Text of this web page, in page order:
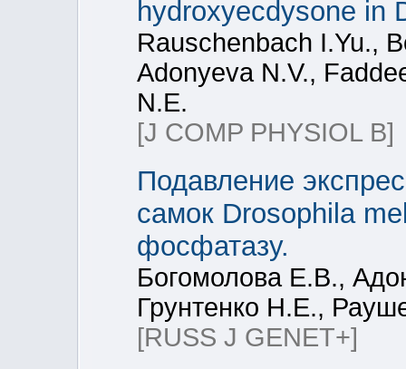
hydroxyecdysone in
Rauschenbach I.Yu.,
Adonyeva N.V.,
N.E.
[J COMP PHYSIOL B]
Подавление
самок Drosophila
фосфатазу.
Богомолова Е.В.,
Грунтенко Н.Е.,
[RUSS J GENET+]